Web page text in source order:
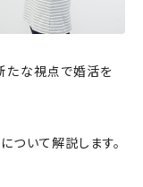
たな視点で婚活を
ついて解説します。